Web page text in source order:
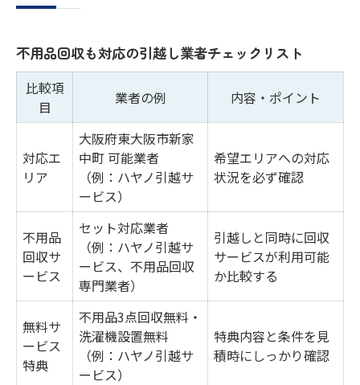
不用品回収も対応の引越し業者チェックリスト
比較項
目
業者の例 内容・ポイント
対応エ
リア
大阪府東大阪市新家
中町 可能業者
（例：ハヤノ引越サ
ービス）
希望エリアへの対応
状況を必ず確認
不用品
回収サ
ービス
セット対応業者
（例：ハヤノ引越サ
ービス、不用品回収
専門業者）
引越しと同時に回収
サービスが利用可能
か比較する
無料サ
ービス
特典
不用品3点回収無料・
洗濯機設置無料
（例：ハヤノ引越サ
ービス）
特典内容と条件を見
積時にしっかり確認